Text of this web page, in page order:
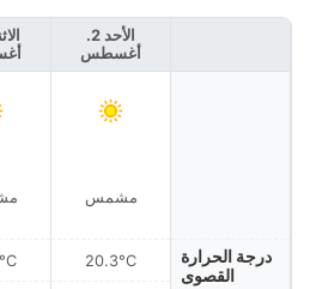
درجة الحرارة
القصوى
الأحد 2.
أغسطس
مشمس
20.3°C